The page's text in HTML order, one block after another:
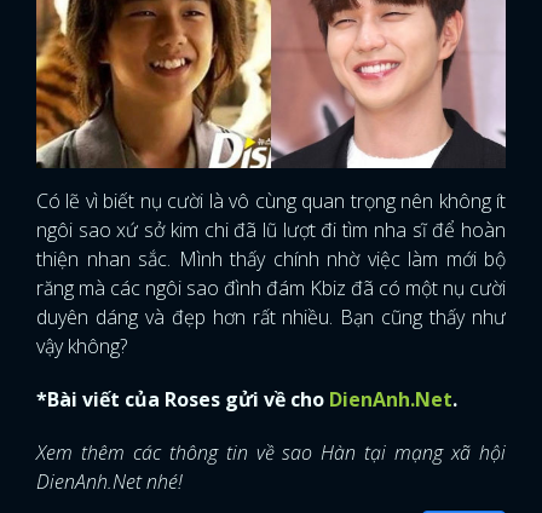
Có lẽ vì biết nụ cười là vô cùng quan trọng nên không ít
ngôi sao xứ sở kim chi đã lũ lượt đi tìm nha sĩ để hoàn
thiện nhan sắc. Mình thấy chính nhờ việc làm mới bộ
răng mà các ngôi sao đình đám Kbiz đã có một nụ cười
duyên dáng và đẹp hơn rất nhiều. Bạn cũng thấy như
vậy không?
*Bài viết của Roses gửi về cho DienAnh.Net.
Xem thêm các thông tin về sao Hàn tại mạng xã hội
DienAnh.Net nhé!